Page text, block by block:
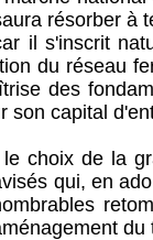
résorber à
il s'inscrit
du réseau
des
son capital
choix de la
qui, en